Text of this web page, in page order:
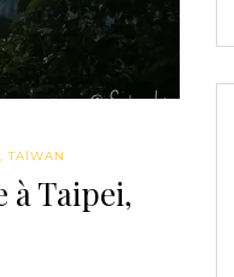
,TAÏWAN
à Taipei,